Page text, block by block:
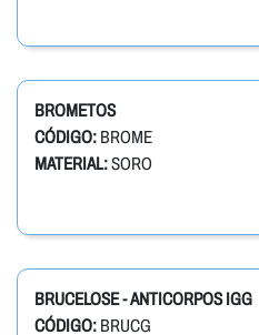
BROMETOS
CÓDIGO: BROME
MATERIAL:SORO
BRUCELOSE - ANTICORPOS IGG
CÓDIGO: BRUCG